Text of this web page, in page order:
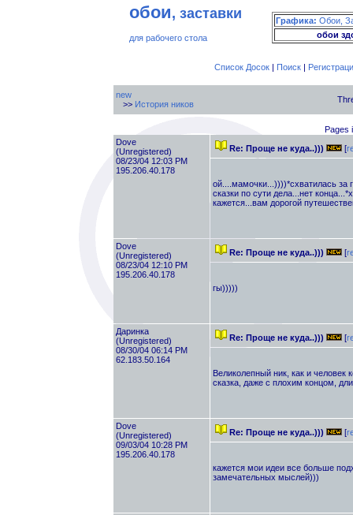
обои, заставки
для рабочего стола
Графика: Обои,
обои
Список Досок| Поиск|
new
>> История ников
Pages
Dove
(Unregistered)
08/23/04 12:03 PM
195.206.40.178
Re: Проще не куда..))) [
ой....мамочки...))))*схватилась за
сказки по сути дела...нет
кажется...вам дорогой
Dove
(Unregistered)
08/23/04 12:10 PM
195.206.40.178
Re: Проще не куда..))) [
гы)))))
Даринка
(Unregistered)
08/30/04 06:14 PM
62.183.50.164
Re: Проще не куда..))) [
Великолепный ник, как и человек
сказка, даже с плохим концом,
Dove
(Unregistered)
09/03/04 10:28 PM
195.206.40.178
Re: Проще не куда..))) [
кажется мои идеи все больше
замечательных мыслей)))